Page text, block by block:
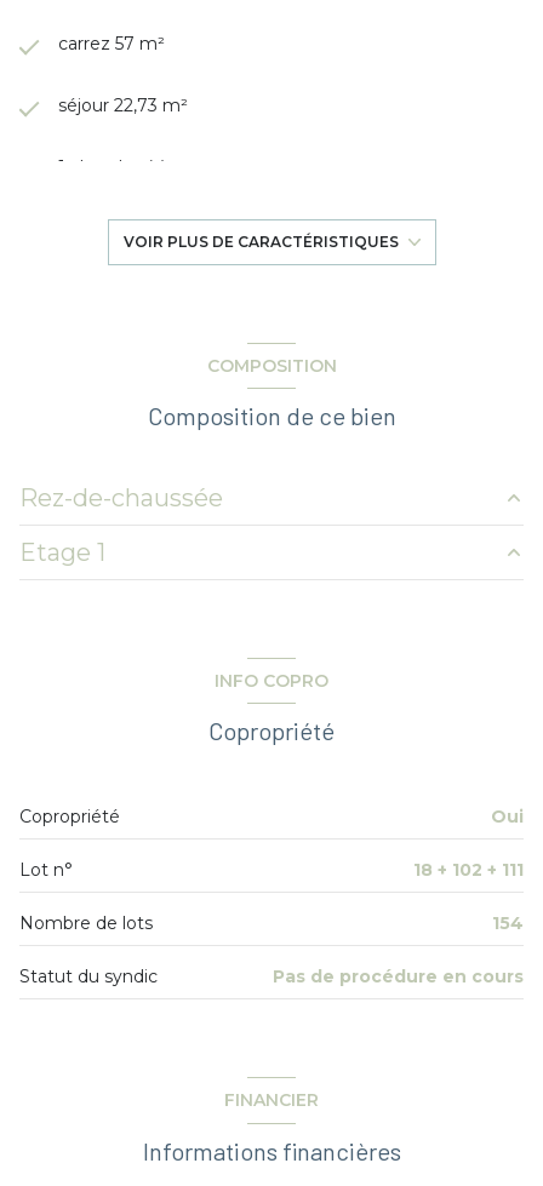
carrez 57 m²
séjour 22,73 m²
1 chambre(s)
Chauffage individuel : radiateur (electrique)
exposition Sud-Est
ascenseur
quartier Barbieux
VOIR PLUS DE CARACTÉRISTIQUES
COMPOSITION
Composition de ce bien
Rez-de-chaussée
entrée
22.73m² / 24.26 au sol m²
Etage 1
INFO COPRO
Copropriété
Copropriété Oui
Lot n° 18 + 102 + 111
Nombre de lots 154
Statut du syndic Pas de procédure en cours
FINANCIER
Informations financières